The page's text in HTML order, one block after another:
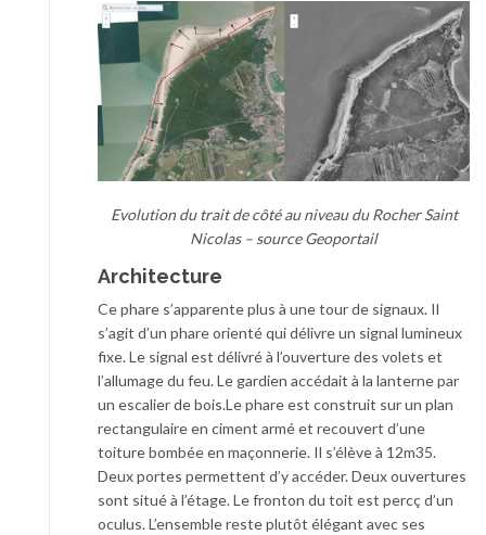
Evolution du trait de côté au niveau du Rocher Saint
Nicolas – source Geoportail
Architecture
Ce phare s’apparente plus à une tour de signaux. Il
s’agit d’un phare orienté qui délivre un signal lumineux
fixe. Le signal est délivré à l’ouverture des volets et
l’allumage du feu. Le gardien accédait à la lanterne par
un escalier de bois.Le phare est construit sur un plan
rectangulaire en ciment armé et recouvert d’une
toiture bombée en maçonnerie. Il s’élève à 12m35.
Deux portes permettent d’y accéder. Deux ouvertures
sont situé à l’étage. Le fronton du toit est percç d’un
oculus. L’ensemble reste plutôt élégant avec ses